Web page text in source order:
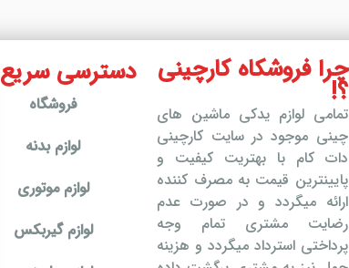
چرا فروشکاه کارچینی
؟!
تمامی لوازم یدکی ماشین های
چینی موجود در سایت کارچینی
دات کام با بهتریت کیفیت و
پایینترین قیمت به مصرف کننده
ارائه میگردد و در صورت عدم
رضایت مشتری تمام وجه
پرداختی استرداد میگردد و هزینه
دسترسی سریع
فروشگاه
لوازم بدنه
لوازم موتوری
لوازم گیربکس